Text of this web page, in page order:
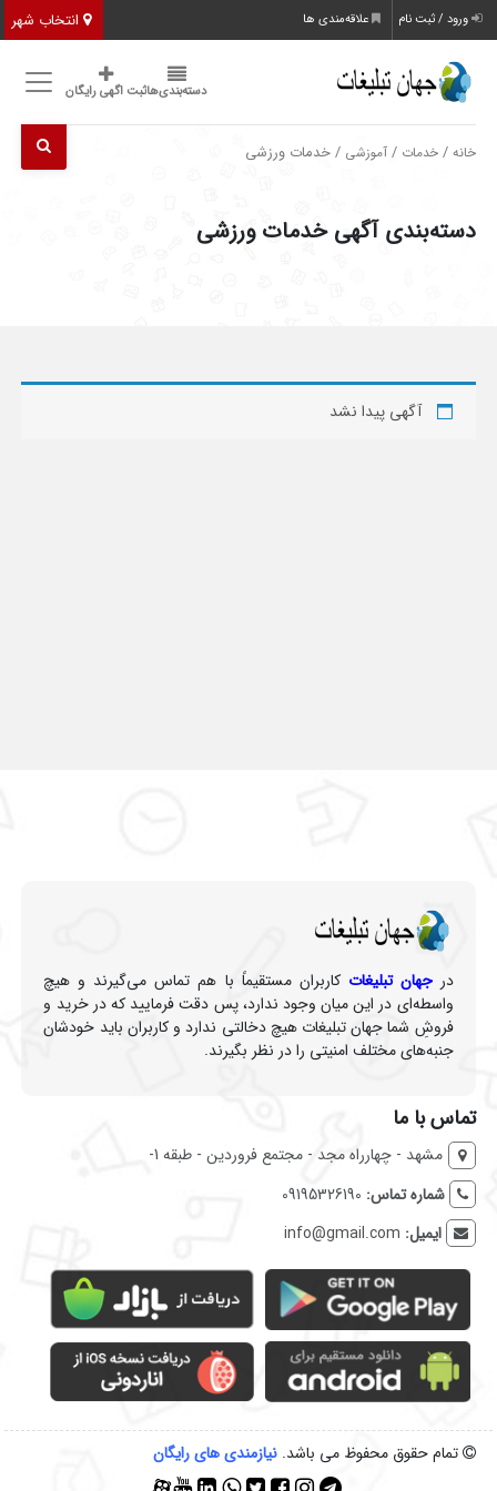
انتخاب شهر ورود / ثبت نام علاقه‌مندی ها
دسته‌بندی‌هاثبت اگهی رایگان
خانه /خدمات /آموزشی / خدمات ورزشی
دسته‌بندی آگهی خدمات ورزشی
آگهی پیدا نشد
درجهان تبلیغات کاربران مستقیماً با هم تماس می‌گیرند و هیچ
واسطه‌ای در این میان وجود ندارد، پس دقت فرمایید که در خرید و
فروشِ شما جهان تبلیغات هیچ دخالتی ندارد و کاربران باید خودشان
جنبه‌های مختلف امنیتی را در نظر بگیرند.
تماس با ما
مشهد - چهارراه مجد - مجتمع فروردین - طبقه 1-
شماره تماس: 09195326190
ایمیل: info@gmail.com
تمام حقوق محفوظ می باشد.نیازمندی‌ های رایگان